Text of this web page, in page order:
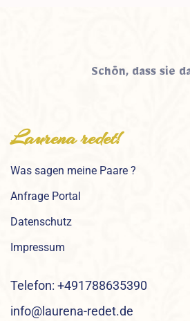
Schön, dass sie
Laurena redet!
Was sagen meine Paare ?
Anfrage Portal
Datenschutz
Impressum
Telefon: +491788635390
info@laurena-redet.de